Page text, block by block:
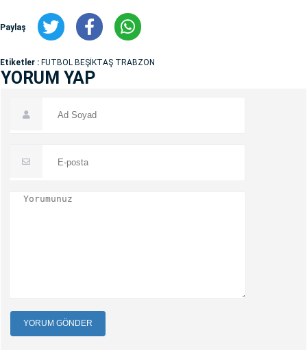
Paylaş
Etiketler : FUTBOL BEŞİKTAŞ TRABZON
YORUM YAP
YORUM GÖNDER